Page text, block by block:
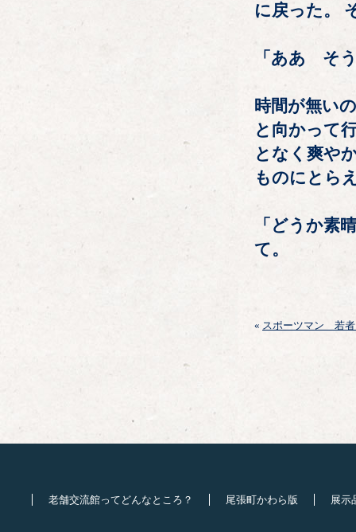
に戻った。
「ああ そ
時間が無い
と向かって
となく爽や
ものにとら
「どうか素
て。
« スポーツマン 若
老舗交流館ってどんなところ？ 尾張町かわら版 展示